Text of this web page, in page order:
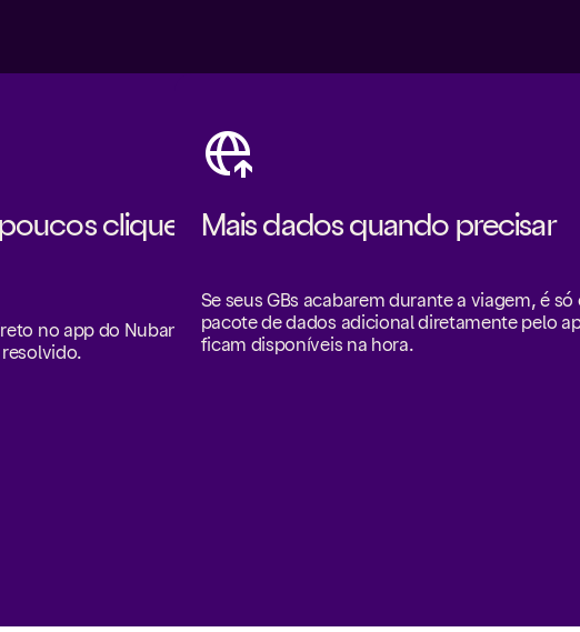
cliques
no app do Nubank
Mais dados quando precisar
Se seus GBs acabarem durante a viagem, é
pacote de dados adicional diretamente pelo
ficam disponíveis na hora.